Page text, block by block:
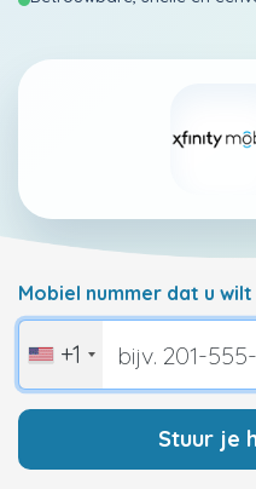
Mobiel nummer dat u
+1
Stuur je